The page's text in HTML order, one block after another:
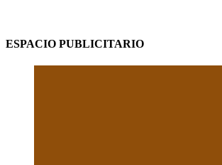
ESPACIO PUBLICITARIO